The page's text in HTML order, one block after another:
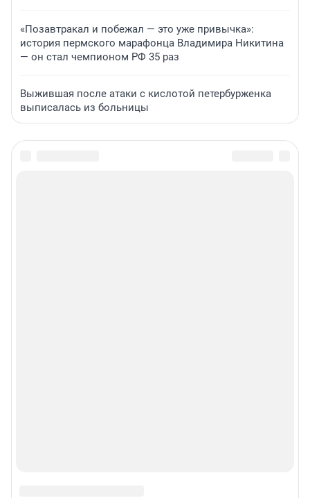
«Позавтракал и побежал — это уже привычка»:
история пермского марафонца Владимира Никитина
— он стал чемпионом РФ 35 раз
Выжившая после атаки с кислотой петербурженка
выписалась из больницы